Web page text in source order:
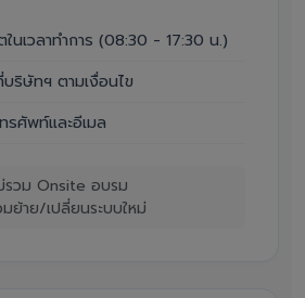
นเวลาทำการ (08:30 - 17:30 น.)
ริษัทฯ ตามเงื่อนไข
รศัพท์และอีเมล
รวม Onsite อบรม
มย้าย/เปลี่ยนระบบใหม่